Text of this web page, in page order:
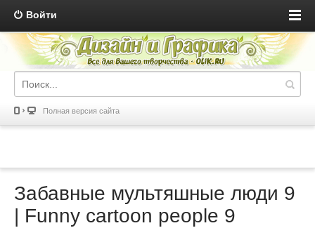
Войти
Полная версия сайта
Забавные мультяшные люди 9
| Funny cartoon people 9